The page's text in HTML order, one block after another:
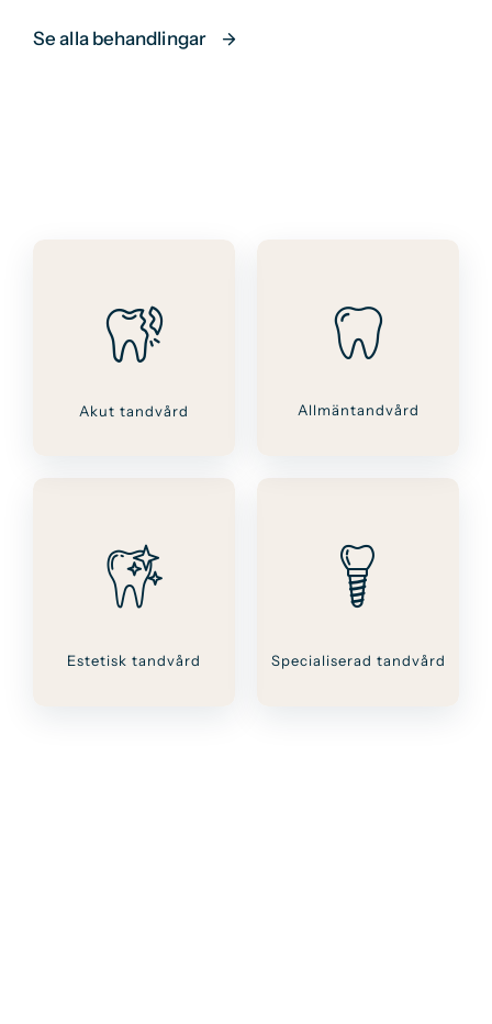
Se alla behandlingar
Allmäntandvård
Estetisk tandvård Specialiserad tandvård
Akut tandvård